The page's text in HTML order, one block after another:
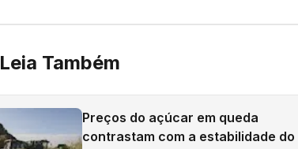
Leia Também
Preços do açúcar em queda
contrastam com a estabilidade do